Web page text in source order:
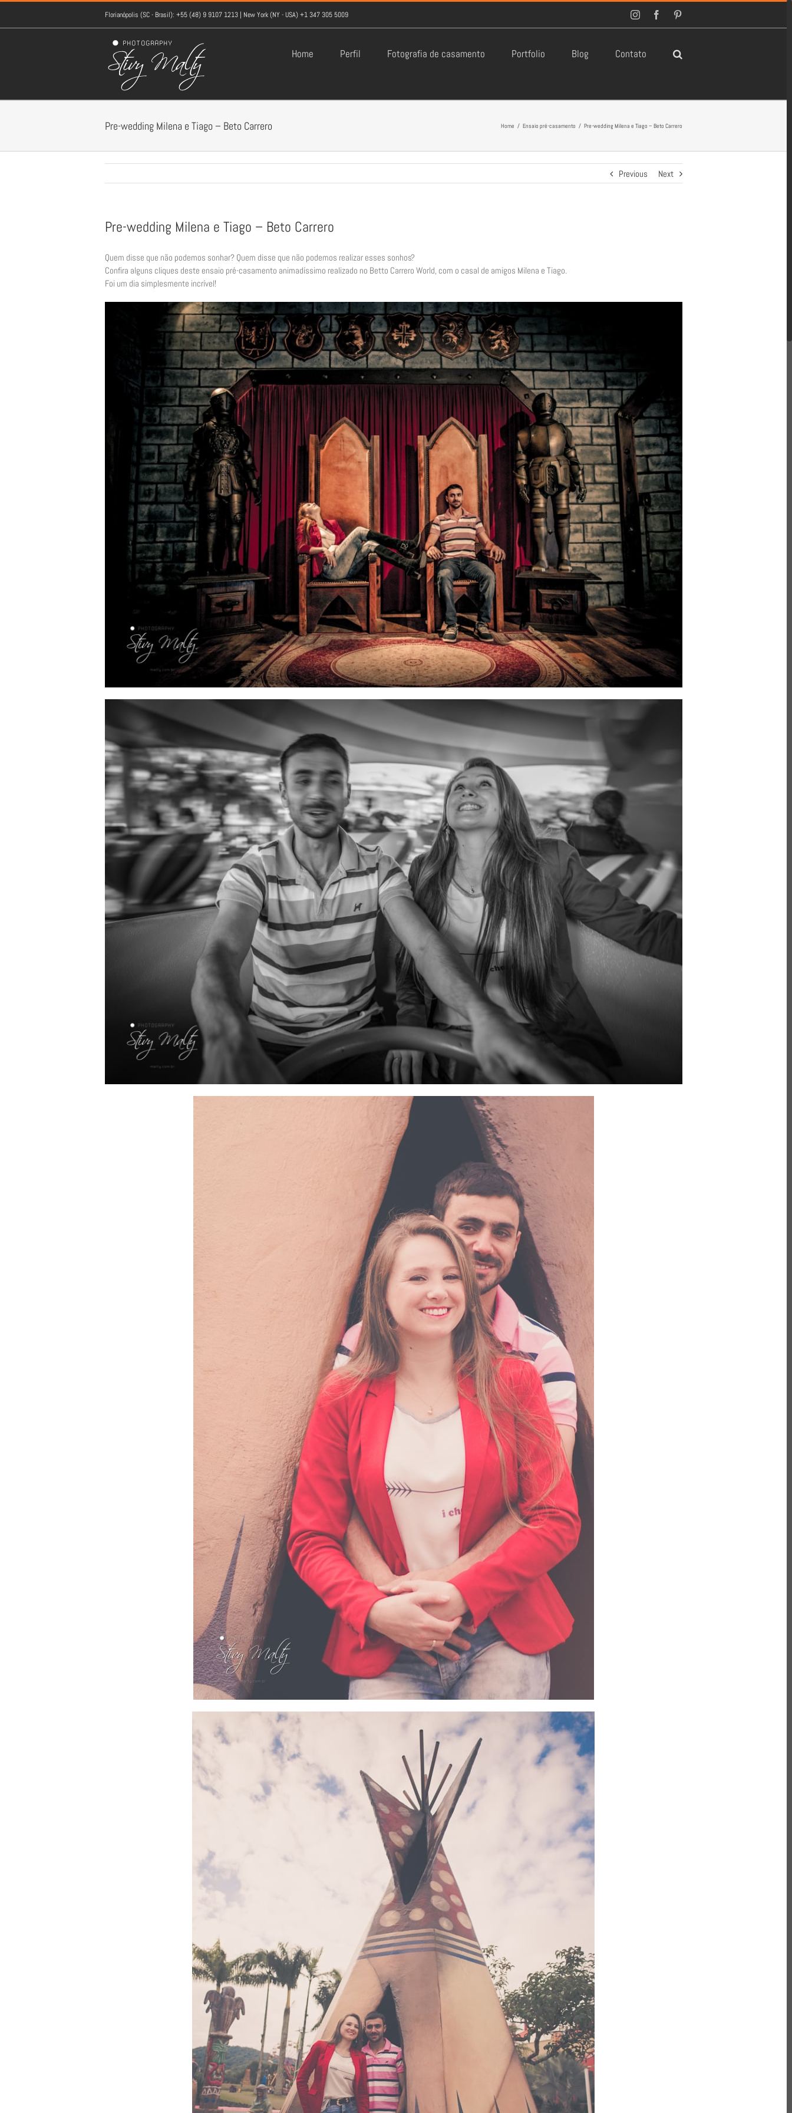
Florianópolis (SC - Brasil): +55 (48) 9 9107 1213 | New York (NY - USA) +1 347 305 5009 InstagramFacebookPinterest
Home Perfil Fotografia de casamento Portfolio Blog Contato
Pre-wedding Milena e Tiago – Beto Carrero Home / Ensaio pré-casamento / Pre-wedding Milena e Tiago – Beto Carrero
Previous Next
Pre-wedding Milena e Tiago – Beto Carrero
Quem disse que não podemos sonhar? Quem disse que não podemos realizar esses sonhos?
Confira alguns cliques deste ensaio pré-casamento animadíssimo realizado no Betto Carrero World, com o casal de amigos Milena e Tiago.
Foi um dia simplesmente incrível!